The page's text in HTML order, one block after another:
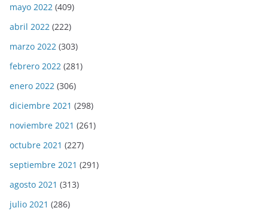
mayo 2022 (409)
abril 2022 (222)
marzo 2022 (303)
febrero 2022 (281)
enero 2022 (306)
diciembre 2021 (298)
noviembre 2021 (261)
octubre 2021 (227)
septiembre 2021 (291)
agosto 2021 (313)
julio 2021 (286)